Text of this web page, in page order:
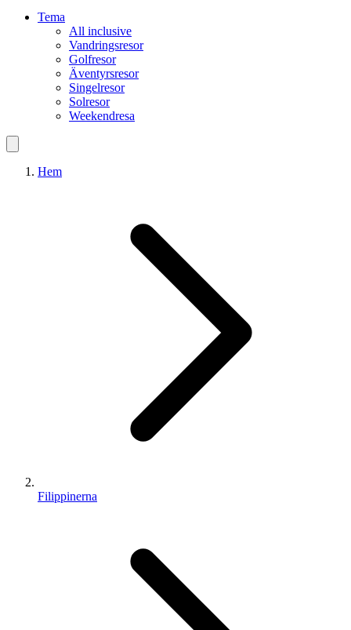
Tema
All inclusive
Vandringsresor
Golfresor
Äventyrsresor
Singelresor
Solresor
Weekendresa
Hem
Filippinerna